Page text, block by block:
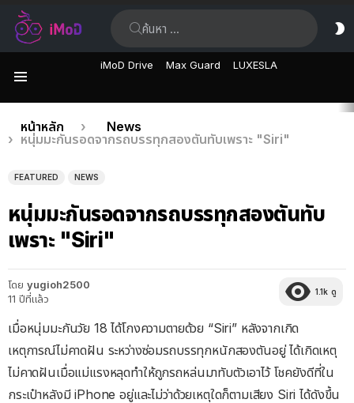
iMoD Drive Max Guard LUXESLA
เรื่อง
ล่าสุด
คุณอยู่ที่นี่:
หน้าหลัก
News
หนุ่มมะกันรอดจากรถบรรทุกสองตันทับเพราะ "Siri"
FEATURED NEWS
หนุ่มมะกันรอดจากรถบรรทุกสองตันทับ
เพราะ "Siri"
โดย yugioh2500
11 ปีที่แล้ว
1.1k ดู
เมื่อหนุ่มมะกันวัย 18 ได้โกงความตายด้วย “Siri” หลังจากเกิด
เหตุการณ์ไม่คาดฝัน ระหว่างซ่อมรถบรรทุกหนักสองตันอยู่ ได้เกิดเหตุ
ไม่คาดฝันเมื่อแม่แรงหลุดทำให้ถูกรถหล่นมาทับตัวเอาไว้ โชคยังดีที่ใน
กระเป๋าหลังมี iPhone อยู่และไม่ว่าด้วยเหตุใดก็ตามเสียง Siri ได้ดังขึ้น